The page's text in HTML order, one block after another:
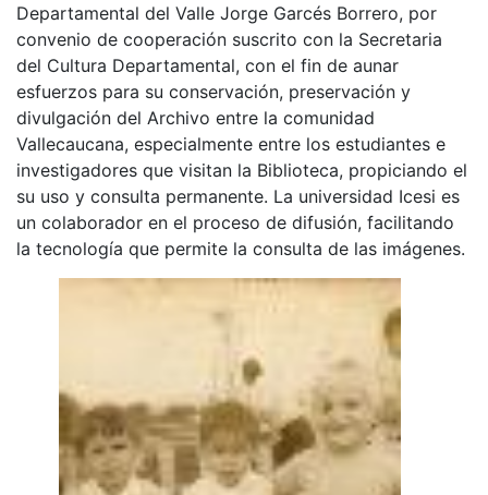
Departamental del Valle Jorge Garcés Borrero, por
convenio de cooperación suscrito con la Secretaria
del Cultura Departamental, con el fin de aunar
esfuerzos para su conservación, preservación y
divulgación del Archivo entre la comunidad
Vallecaucana, especialmente entre los estudiantes e
investigadores que visitan la Biblioteca, propiciando el
su uso y consulta permanente. La universidad Icesi es
un colaborador en el proceso de difusión, facilitando
la tecnología que permite la consulta de las imágenes.